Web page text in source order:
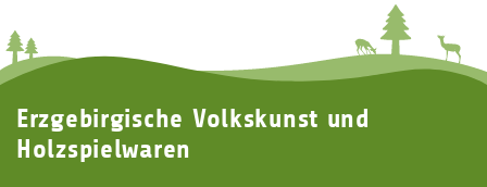
Erzgebirgische Volkskunst und
Holzspielwaren